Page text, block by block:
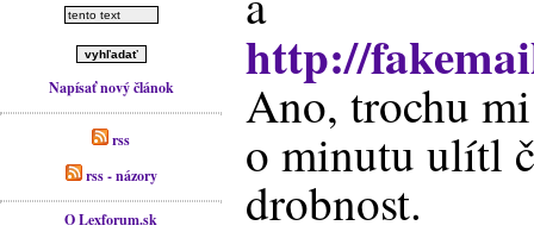
Napísať nový článok
rss
rss - názory
O Lexforum.sk
http://
Ano, trochu
o minutu ulítl
drobnost.